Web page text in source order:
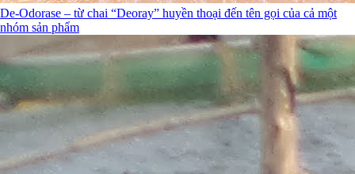
De-Odorase – từ chai “Deoray” huyền thoại đến tên gọi của cả một
nhóm sản phẩm